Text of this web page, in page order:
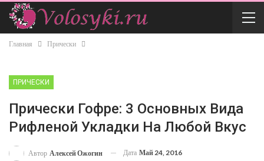
Главная Прически
ПРИЧЕСКИ
Прически Гофре: 3 Основных Вида
Рифленой Укладки На Любой Вкус
Автор Алексей Ожогин Дата Май 24, 2016